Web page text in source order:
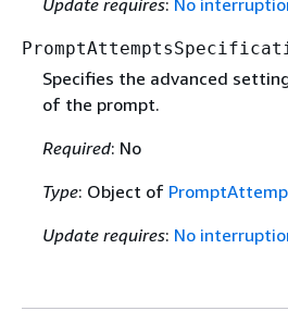
Specifies the advanced
of the prompt.
Required: No
Type: Object of
Update requires: No